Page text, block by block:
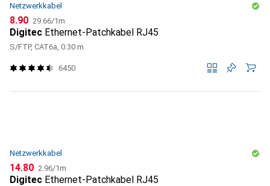
Netzwerkkabel
CHF
8.90 CHF
29.66/1m
Digitec Ethernet-Patchkabel RJ45
S/FTP, CAT6a, 0.30 m
6450
Netzwerkkabel
CHF
14.80 CHF
2.96/1m
Digitec Ethernet-Patchkabel RJ45